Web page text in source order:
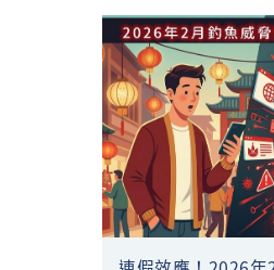
中華電信防駭守門員
成果。...